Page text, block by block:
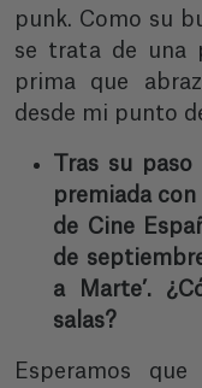
punk. Como su
se trata de una
prima que
desde mi punto
Tras su
premiada
de Cine
de
a Marte’.
salas?
Esperamos